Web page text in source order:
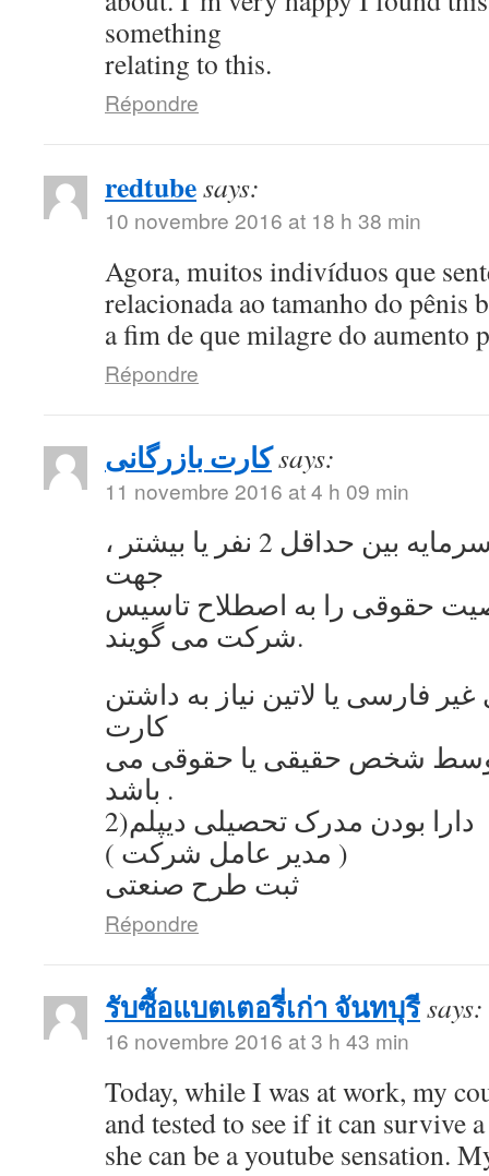
something
relating to this.
Répondre
redtubesays:
10 novembre 2016 at 18 h 38 min
Agora, muitos indivíduos que
relacionada ao tamanho do pênis
a fim de que milagre do aumento
Répondre
کارت بازرگانیsays:
11 novembre 2016 at 4 h 09 min
به اشتراک گذاشتن سرمایه بین حداقل 2 نفر یا بیشتر ،
جهت
حقوقی را به اصطلاح تاسیس
شرکت می گویند.
فارسی یا لاتین نیاز به داشتن
کارت
توسط شخص حقیقی یا حقوقی می
باشد .
2)دارا بودن مدرک تحصیلی دیپلم
( مدیر عامل شرکت )
ثبت طرح صنعتی
Répondre
รับซื้อแบตเตอรี่เก่า จันทบุรีsays:
16 novembre 2016 at 3 h 43 min
Today, while I was at work, my
and tested to see if it can survive
she can be a youtube sensation.